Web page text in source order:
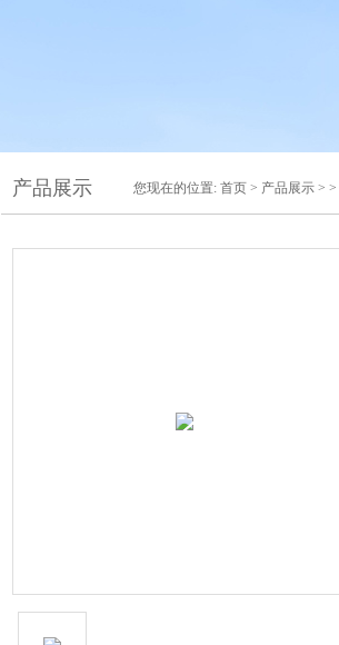
产品展示 您现在的位置: 首页 > 产品展示 > >